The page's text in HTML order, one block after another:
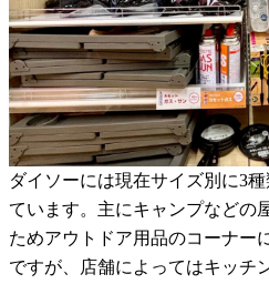
ダイソーには現在サイズ別に3
ています。主にキャンプなどの
ためアウトドア用品のコーナー
ですが、店舗によってはキッチ